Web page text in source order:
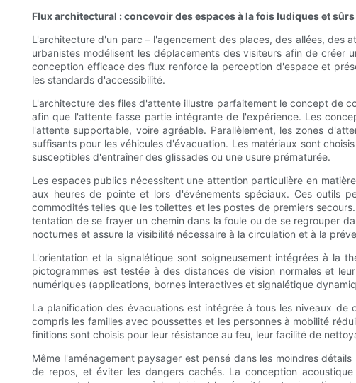
Flux architectural : concevoir des espaces à la fois ludiques et sûrs
L'architecture d'un parc – l'agencement des places, des allées, des
urbanistes modélisent les déplacements des visiteurs afin de créer
conception efficace des flux renforce la perception d'espace et
les standards d'accessibilité.
L'architecture des files d'attente illustre parfaitement le concept de
afin que l'attente fasse partie intégrante de l'expérience. Les
l'attente supportable, voire agréable. Parallèlement, les zones
suffisants pour les véhicules d'évacuation. Les matériaux sont
susceptibles d'entraîner des glissades ou une usure prématurée.
Les espaces publics nécessitent une attention particulière en
aux heures de pointe et lors d'événements spéciaux. Ces outils
commodités telles que les toilettes et les postes de premiers
tentation de se frayer un chemin dans la foule ou de se regrouper
nocturnes et assure la visibilité nécessaire à la circulation et à la
L'orientation et la signalétique sont soigneusement intégrées à la
pictogrammes est testée à des distances de vision normales et
numériques (applications, bornes interactives et signalétique
La planification des évacuations est intégrée à tous les niveaux
compris les familles avec poussettes et les personnes à mobilité
finitions sont choisis pour leur résistance au feu, leur facilité de
Même l'aménagement paysager est pensé dans les moindres
de repos, et éviter les dangers cachés. La conception